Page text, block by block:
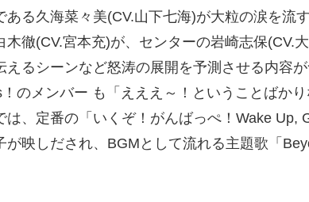
ある久海菜々美(CV.山下七海)が大粒の涙を流
木徹(CV.宮本充)が、センターの岩崎志保(CV.
えるシーンなど怒涛の展開を予測させる内容
のメンバー も「えええ～！ということばかり
は、定番の「いくぞ！がんばっぺ！Wake Up,
が映しだされ、BGMとして流れる主題歌「